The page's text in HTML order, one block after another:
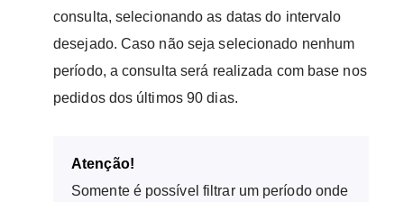
consulta, selecionando as datas do intervalo
desejado. Caso não seja selecionado nenhum
período, a consulta será realizada com base nos
pedidos dos últimos 90 dias.
Atenção!
Somente é possível filtrar um período onde